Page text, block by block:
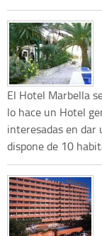
El Hotel Marbella
lo hace un Hotel
interesadas en dar
dispone de 10